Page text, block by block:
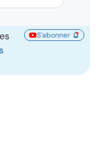
S'abonner